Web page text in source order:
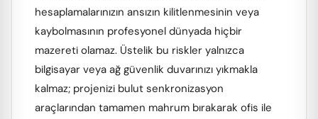
hesaplamalarınızın ansızın kilitlenmesinin veya
kaybolmasının profesyonel dünyada hiçbir
mazereti olamaz. Üstelik bu riskler yalnızca
bilgisayar veya ağ güvenlik duvarınızı yıkmakla
kalmaz; projenizi bulut senkronizasyon
araçlarından tamamen mahrum bırakarak ofis ile